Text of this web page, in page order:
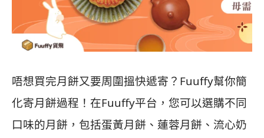
唔想買完月餅又要周圍搵快遞寄？Fuuffy幫你簡
化寄月餅過程！在Fuuffy平台，您可以選購不同
口味的月餅，包括蛋黃月餅、蓮蓉月餅、流心奶